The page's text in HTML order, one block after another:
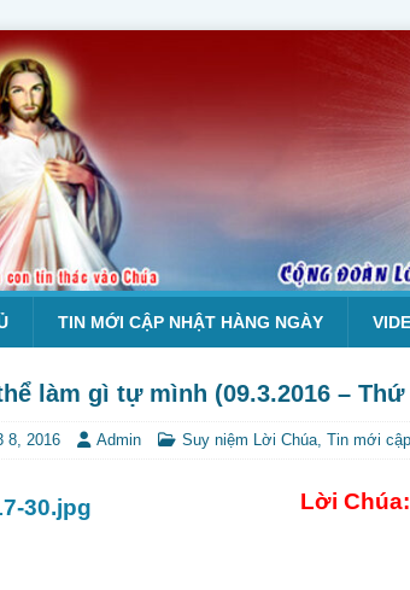
TIN MỚI CẬP NHẬT HÀNG NGÀY
làm gì tự mình (09.3.2016 –
8, 2016 Admin Suy niệm Lời Chúa, Tin mới
Lời Chúa: